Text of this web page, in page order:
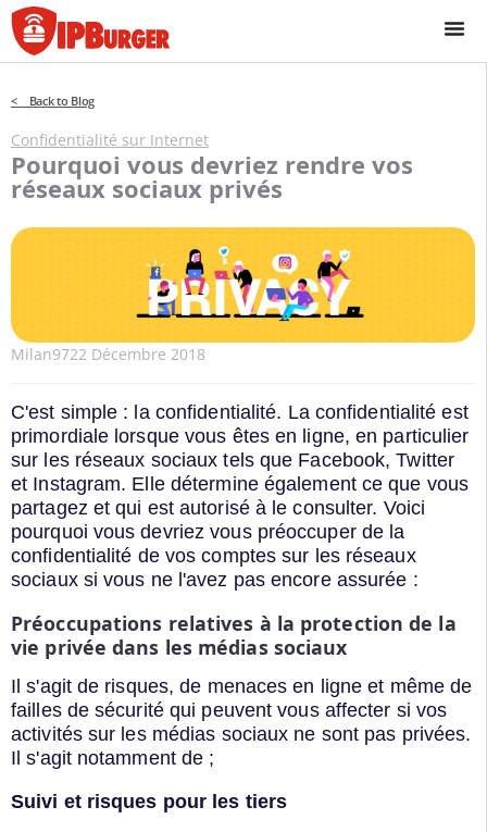
Passer
au
contenu
< Back to Blog
Confidentialité sur Internet
Pourquoi vous devriez rendre vos
réseaux sociaux privés
Milan9722 Décembre 2018
C'est simple : la confidentialité. La confidentialité est
primordiale lorsque vous êtes en ligne, en particulier
sur les réseaux sociaux tels que Facebook, Twitter
et Instagram. Elle détermine également ce que vous
partagez et qui est autorisé à le consulter. Voici
pourquoi vous devriez vous préoccuper de la
confidentialité de vos comptes sur les réseaux
sociaux si vous ne l'avez pas encore assurée :
Préoccupations relatives à la protection de la
vie privée dans les médias sociaux
Il s'agit de risques, de menaces en ligne et même de
failles de sécurité qui peuvent vous affecter si vos
activités sur les médias sociaux ne sont pas privées.
Il s'agit notamment de ;
Suivi et risques pour les tiers